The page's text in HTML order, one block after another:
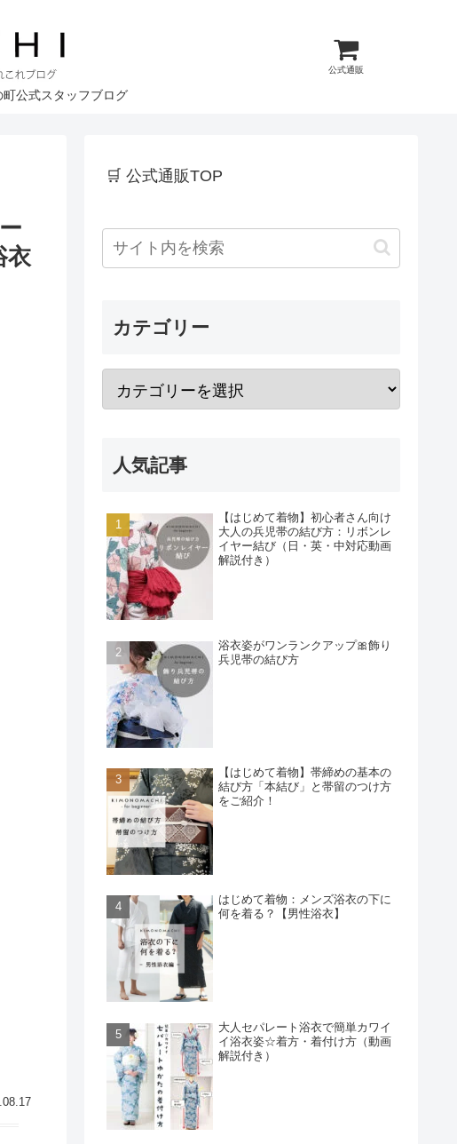
公式通販
公式スタッフブログ
衣
🛒 公式通販TOP
カテゴリー
人気記事
【はじめて着物】初心者さん向け
大人の兵児帯の結び方：リボンレ
イヤー結び（日・英・中対応動画
解説付き）
浴衣姿がワンランクアップ🎀飾り
兵児帯の結び方
【はじめて着物】帯締めの基本の
結び方「本結び」と帯留のつけ方
をご紹介！
はじめて着物：メンズ浴衣の下に
何を着る？【男性浴衣】
大人セパレート浴衣で簡単カワイ
イ浴衣姿☆着方・着付け方（動画
解説付き）